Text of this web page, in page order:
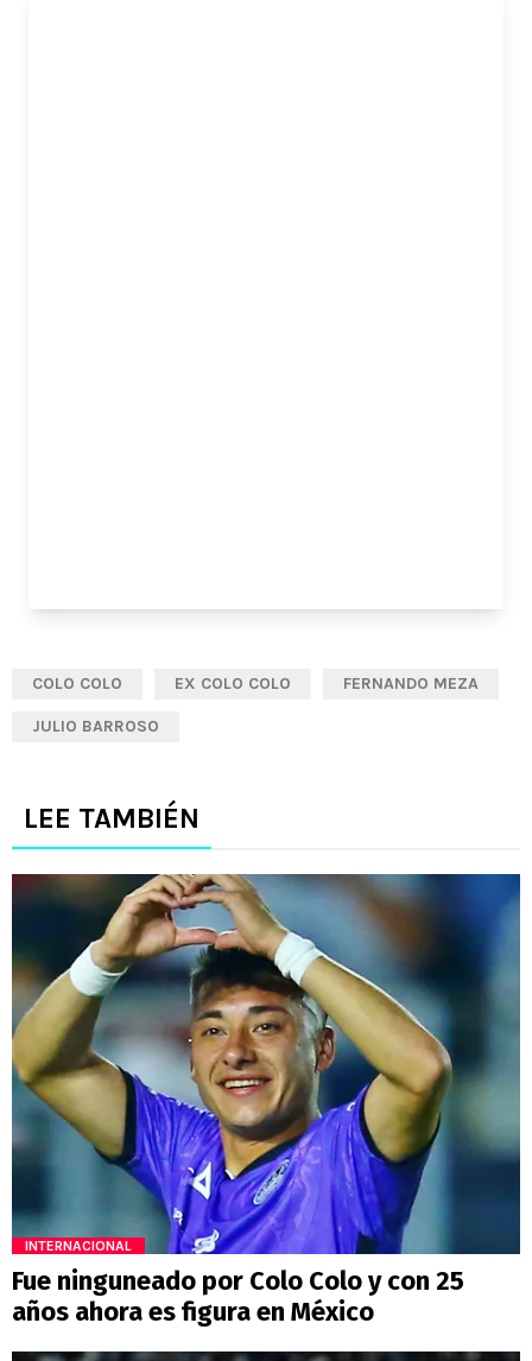
COLO COLO EX COLO COLO FERNANDO MEZA
JULIO BARROSO
LEE TAMBIÉN
INTERNACIONAL
Fue ninguneado por Colo Colo y con 25
años ahora es figura en México